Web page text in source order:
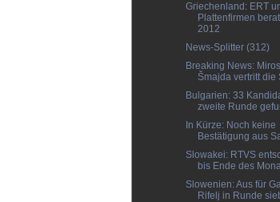
Griechenland: ERT
Plattenfirmen
2012
News-Splitter (312)
Breaking News:
Šmajda vertritt die
Bulgarien: 33
zweite Runde
In Kürze: Noch keine
Bestätigung aus
Slowakei: RTVS
bis Ende des
Slowenien: Aus für
Rifelj in Runde